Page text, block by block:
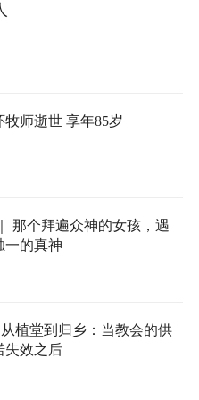
牧师逝世 享年85岁
那个拜遍众神的女孩，遇
一的真神
植堂到归乡：当教会的供
失效之后